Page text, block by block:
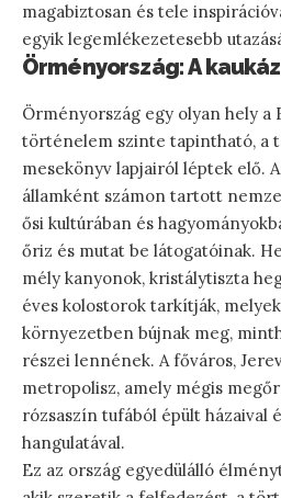
magabiztosan és tele
egyik legemlékezetesebb
Örményország: A
Örményország egy olyan hely a
történelem szinte tapintható, a
mesekönyv lapjairól léptek elő.
államként számon tartott
ősi kultúrában és
őriz és mutat be látogatóinak.
mély kanyonok, kristálytiszta
éves kolostorok tarkítják,
környezetben bújnak meg,
részei lennének. A főváros,
metropolisz, amely mégis
rózsaszín tufából épült házaival
hangulatával.
Ez az ország egyedülálló